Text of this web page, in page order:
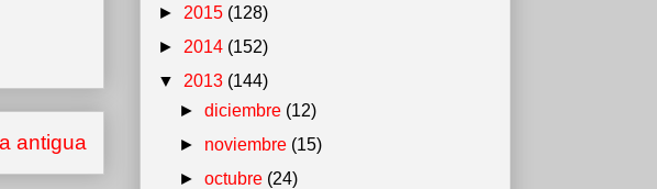
antigua
► 2015 (128)
► 2014 (152)
▼ 2013 (144)
►diciembre (12)
► noviembre (15)
►octubre (24)